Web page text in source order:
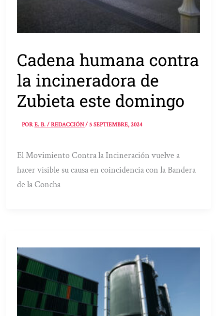
Cadena humana contra
la incineradora de
Zubieta este domingo
PORE. B. / REDACCIÓN/5 SEPTIEMBRE, 2024
El Movimiento Contra la Incineración vuelve a
hacer visible su causa en coincidencia con la Bandera
de la Concha